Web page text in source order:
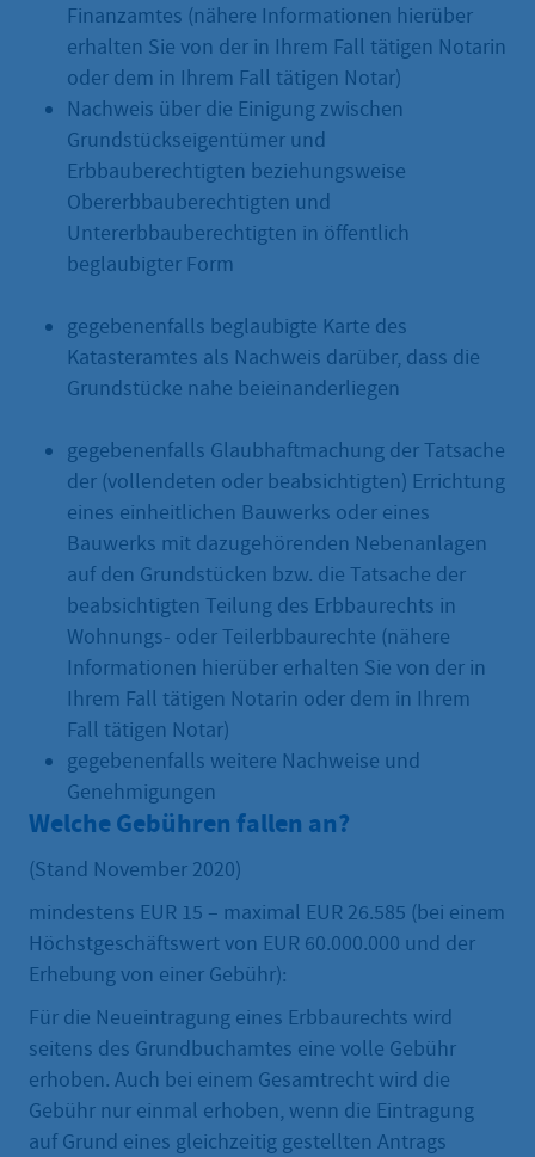
Finanzamtes (nähere Informationen hierüber
erhalten Sie von der in Ihrem Fall tätigen Notarin
oder dem in Ihrem Fall tätigen Notar)
Nachweis über die Einigung zwischen
Grundstückseigentümer und
Erbbauberechtigten beziehungsweise
Obererbbauberechtigten und
Untererbbauberechtigten in öffentlich
beglaubigter Form
gegebenenfalls beglaubigte Karte des
Katasteramtes als Nachweis darüber, dass die
Grundstücke nahe beieinanderliegen
gegebenenfalls Glaubhaftmachung der Tatsache
der (vollendeten oder beabsichtigten) Errichtung
eines einheitlichen Bauwerks oder eines
Bauwerks mit dazugehörenden Nebenanlagen
auf den Grundstücken bzw. die Tatsache der
beabsichtigten Teilung des Erbbaurechts in
Wohnungs- oder Teilerbbaurechte (nähere
Informationen hierüber erhalten Sie von der in
Ihrem Fall tätigen Notarin oder dem in Ihrem
Fall tätigen Notar)
gegebenenfalls weitere Nachweise und
Genehmigungen
Welche Gebühren fallen an?
(Stand November 2020)
mindestens EUR 15 – maximal EUR 26.585 (bei einem
Höchstgeschäftswert von EUR 60.000.000 und der
Erhebung von einer Gebühr):
Für die Neueintragung eines Erbbaurechts wird
seitens des Grundbuchamtes eine volle Gebühr
erhoben. Auch bei einem Gesamtrecht wird die
Gebühr nur einmal erhoben, wenn die Eintragung
auf Grund eines gleichzeitig gestellten Antrags